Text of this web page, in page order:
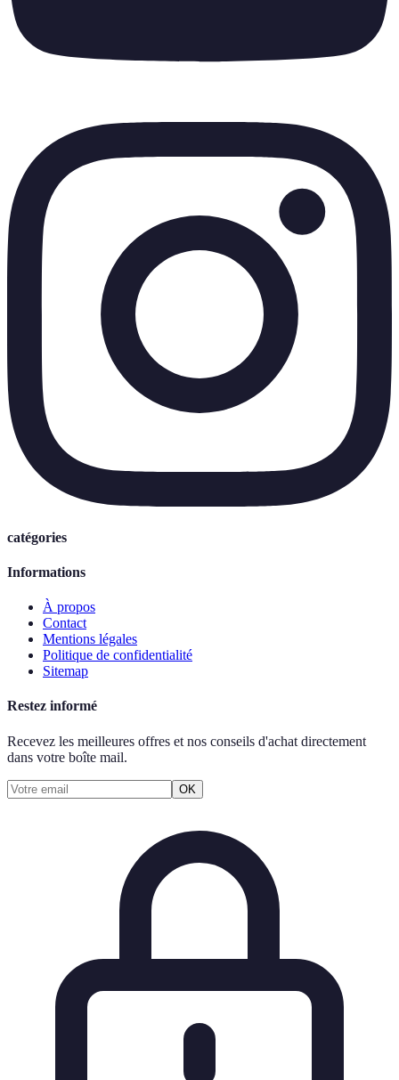
catégories
Informations
À propos
Contact
Mentions légales
Politique de confidentialité
Sitemap
Restez informé
Recevez les meilleures offres et nos conseils d'achat directement
dans votre boîte mail.
OK